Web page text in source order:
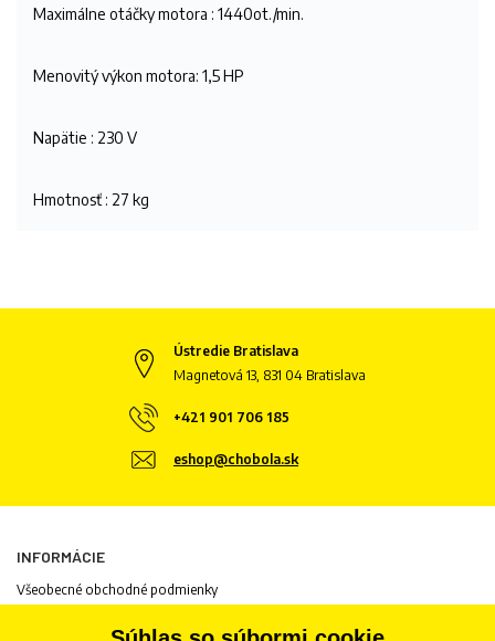
Maximálne otáčky motora : 1440ot./min.
Menovitý výkon motora: 1,5 HP
Napätie : 230 V
Hmotnosť : 27 kg
Ústredie Bratislava
Magnetová 13, 831 04 Bratislava
+421 901 706 185
eshop@chobola.sk
INFORMÁCIE
Všeobecné obchodné podmienky